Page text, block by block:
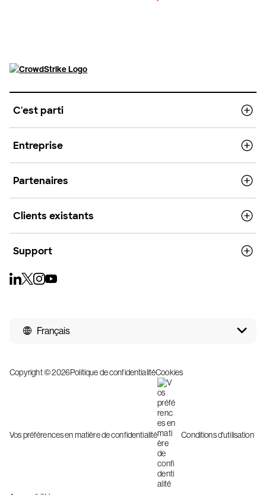
C'est parti
Entreprise
Partenaires
Clients existants
Support
Français
Copyright © 2026Politique de confidentialitéCookies
Vos préférences en matière de confidentialité Conditions d'utilisation